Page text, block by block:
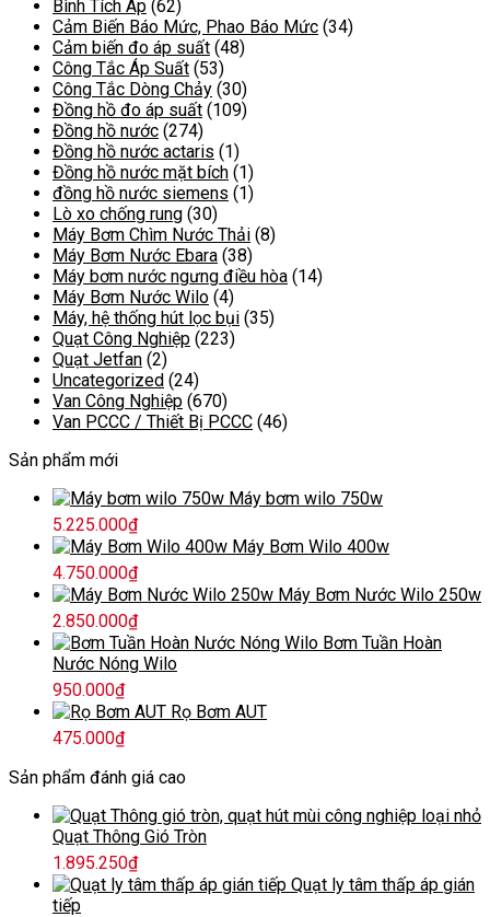
Bình Tích Áp (62)
Cảm Biến Báo Mức, Phao Báo Mức (34)
Cảm biến đo áp suất (48)
Công Tắc Áp Suất (53)
Công Tắc Dòng Chảy (30)
Đồng hồ đo áp suất (109)
Đồng hồ nước (274)
Đồng hồ nước actaris (1)
Đồng hồ nước mặt bích (1)
đồng hồ nước siemens (1)
Lò xo chống rung (30)
Máy Bơm Chìm Nước Thải (8)
Máy Bơm Nước Ebara (38)
Máy bơm nước ngưng điều hòa (14)
Máy Bơm Nước Wilo (4)
Máy, hệ thống hút lọc bụi (35)
Quạt Công Nghiệp (223)
Quạt Jetfan (2)
Uncategorized (24)
Van Công Nghiệp (670)
Van PCCC / Thiết Bị PCCC (46)
Sản phẩm mới
Máy bơm wilo 750w
5.225.000₫
Máy Bơm Wilo 400w
4.750.000₫
Máy Bơm Nước Wilo 250w
2.850.000₫
Bơm Tuần Hoàn
Nước Nóng Wilo
950.000₫
Rọ Bơm AUT
475.000₫
Sản phẩm đánh giá cao
Quạt Thông Gió Tròn
1.895.250₫
Quạt ly tâm thấp áp gián
tiếp